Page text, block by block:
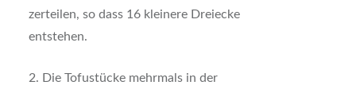
zerteilen, so dass 16 kleinere Dreiecke
entstehen.
2. Die Tofustücke mehrmals in der